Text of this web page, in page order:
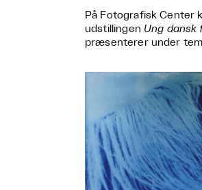
På Fotografisk Center
udstillingen Ung dansk
præsenterer under